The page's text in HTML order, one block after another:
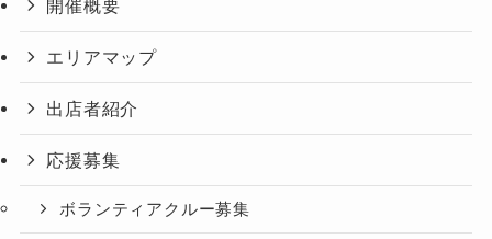
開催概要
エリアマップ
出店者紹介
応援募集
ボランティアクルー募集